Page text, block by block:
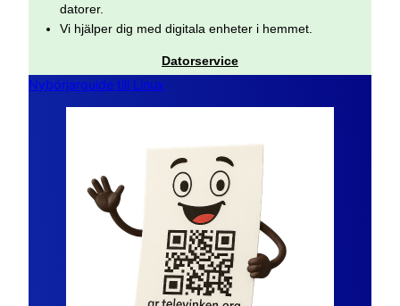
datorer.
Vi hjälper dig med digitala enheter i hemmet.
Datorservice
Nybörjarguide till Linux